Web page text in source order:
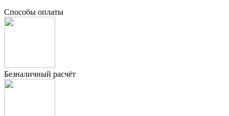
Способы оплаты
Безналичный расчёт